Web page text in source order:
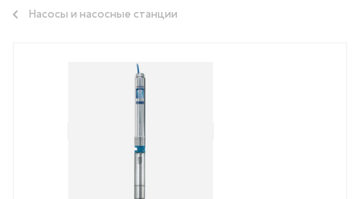
Насосы и насосные станции